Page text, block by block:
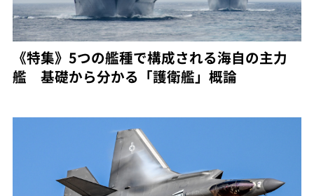
《特集》5つの艦種で構成される海自の主力
艦 基礎から分かる「護衛艦」概論